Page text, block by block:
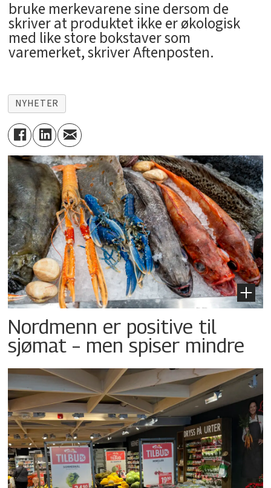
bruke merkevarene sine dersom de
skriver at produktet ikke er økologisk
med like store bokstaver som
varemerket, skriver Aftenposten.
NYHETER
Nordmenn er positive til
sjømat – men spiser mindre